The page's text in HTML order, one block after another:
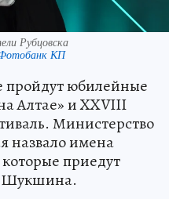
Рубцовска
КП
пройдут юбилейные
Алтае» и XXVIII
Министерство
назвало имена
приедут
Шукшина.